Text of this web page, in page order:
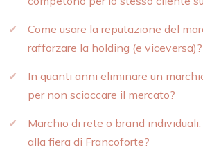
Come usare la reputazione del
rafforzare la holding (e viceversa)?
In quanti anni eliminare un
per non scioccare il mercato?
Marchio di rete o brand
alla fiera di Francoforte?